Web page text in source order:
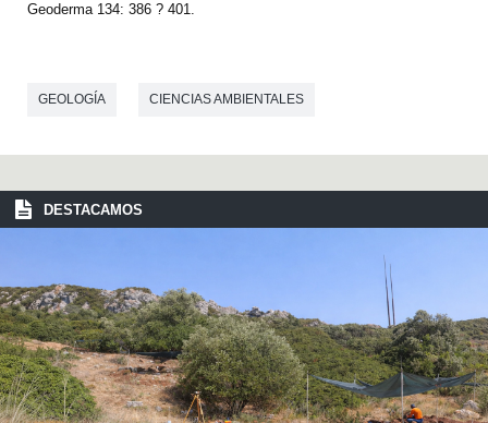
Geoderma 134: 386 ? 401.
GEOLOGÍA CIENCIAS AMBIENTALES
DESTACAMOS